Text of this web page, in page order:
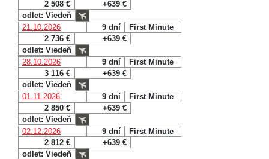
2 508 €
+639 €
odlet: Viedeň
21.10.2026
9 dní
First Minute
2 736 €
+639 €
odlet: Viedeň
28.10.2026
9 dní
First Minute
3 116 €
+639 €
odlet: Viedeň
01.11.2026
9 dní
First Minute
2 850 €
+639 €
odlet: Viedeň
02.12.2026
9 dní
First Minute
2 812 €
+639 €
odlet: Viedeň